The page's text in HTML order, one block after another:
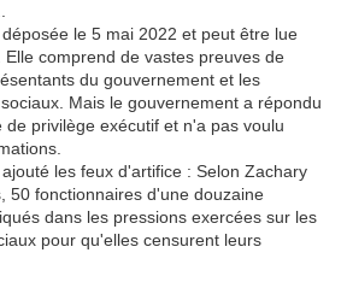
le 5 mai 2022 et peut être lue
comprend de vastes preuves de
du gouvernement et les
Mais le gouvernement a répondu
privilège exécutif et n'a pas voulu
les feux d'artifice : Selon Zachary
50 fonctionnaires d'une douzaine
dans les pressions exercées sur les
pour qu'elles censurent leurs